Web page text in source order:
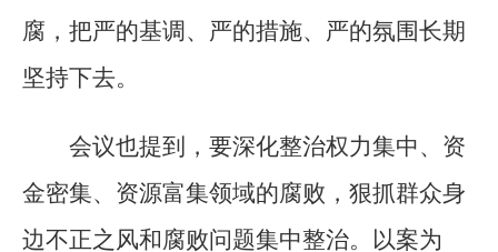
腐，把严的基调、严的措施、严的氛围长期
坚持下去。
会议也提到，要深化整治权力集中、资
金密集、资源富集领域的腐败，狠抓群众身
边不正之风和腐败问题集中整治。以案为